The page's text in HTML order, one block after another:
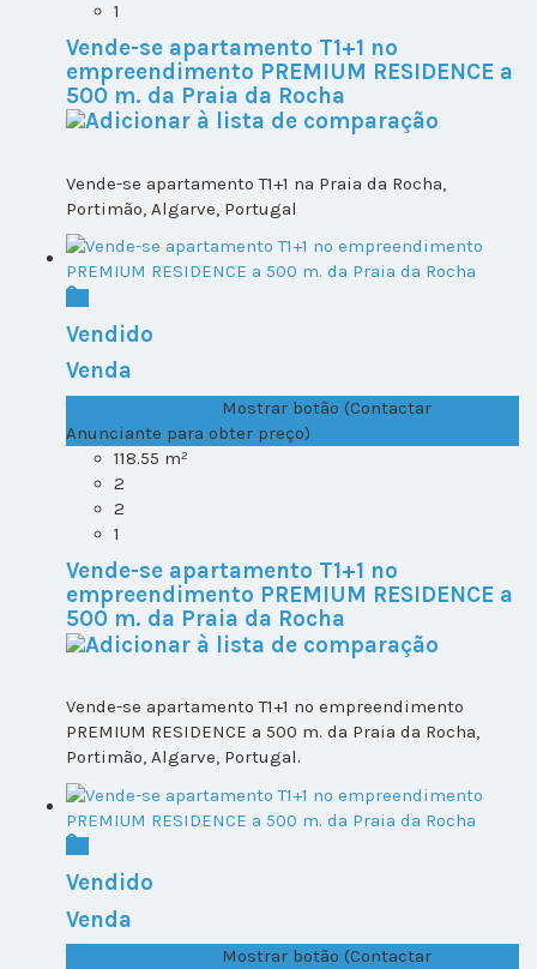
1
Vende-se apartamento T1+1 no
empreendimento PREMIUM RESIDENCE a
500 m. da Praia da Rocha
Vende-se apartamento T1+1 na Praia da Rocha,
Portimão, Algarve, Portugal
Vendido
Venda
Mostrar botão (Contactar
Anunciante para obter preço)
118.55 m²
2
2
1
Vende-se apartamento T1+1 no
empreendimento PREMIUM RESIDENCE a
500 m. da Praia da Rocha
Vende-se apartamento T1+1 no empreendimento
PREMIUM RESIDENCE a 500 m. da Praia da Rocha,
Portimão, Algarve, Portugal.
Vendido
Venda
Mostrar botão (Contactar